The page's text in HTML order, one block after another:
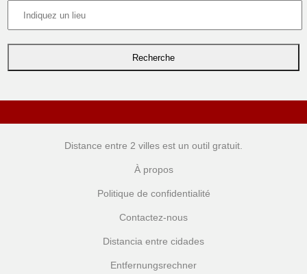
Distance entre 2 villes est un outil gratuit.
À propos
Politique de confidentialité
Contactez-nous
Distancia entre cidades
Entfernungsrechner